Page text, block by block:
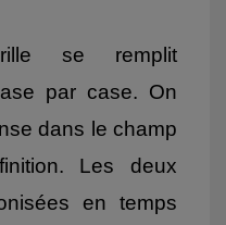
se remplit
par case. On
dans le champ
Les deux
en temps